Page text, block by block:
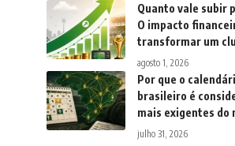
Quanto vale subir
O impacto
transformar um
agosto 1, 2026
Por que o
brasileiro é
mais exigentes do
julho 31, 2026